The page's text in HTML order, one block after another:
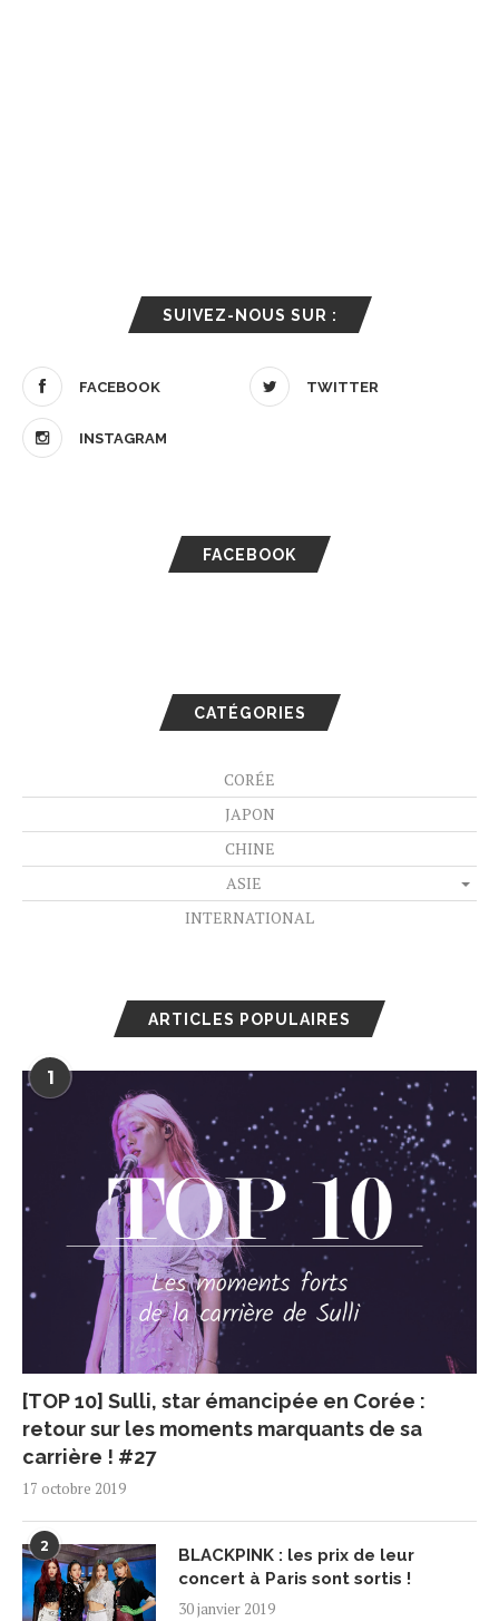
SUIVEZ-NOUS SUR :
FACEBOOK TWITTER
INSTAGRAM
FACEBOOK
CATÉGORIES
CORÉE
JAPON
CHINE
ASIE
INTERNATIONAL
ARTICLES POPULAIRES
1
[TOP 10] Sulli, star émancipée en Corée :
retour sur les moments marquants de sa
carrière ! #27
17 octobre 2019
2
BLACKPINK : les prix de leur
concert à Paris sont sortis !
30 janvier 2019